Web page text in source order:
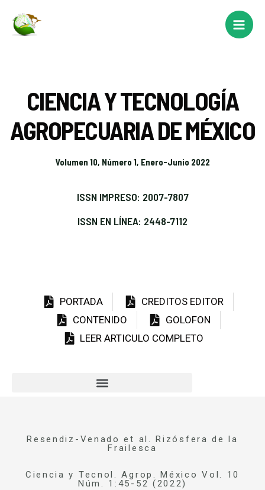
CIENCIA Y TECNOLOGÍA
AGROPECUARIA DE MÉXICO
Volumen 10, Número 1, Enero-Junio 2022
ISSN IMPRESO: 2007-7807
ISSN EN LÍNEA: 2448-7112
PORTADA
CREDITOS EDITOR
CONTENIDO
GOLOFON
LEER ARTICULO COMPLETO
Resendiz-Venado et al. Rizósfera de la
Frailesca
Ciencia y Tecnol. Agrop. México Vol. 10
Núm. 1:45-52 (2022)